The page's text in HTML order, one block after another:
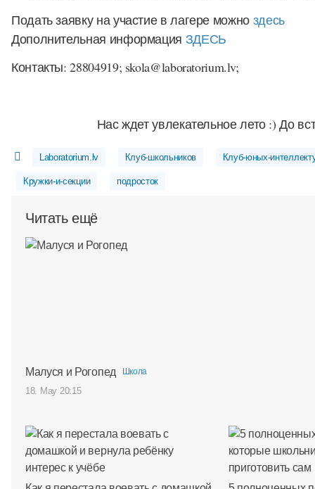
Подать заявку на участие в лагере можно здесь
Дополнительная информация ЗДЕСЬ
Контакты: 28804919; skola@laboratorium.lv;
Нас ждет увлекательное лето :) До
Laboratorium.lv Клуб-школьников Клуб-юных-
Кружки-и-секции подросток
Читать ещё
Малуся и Рогопед Школа
18. May 20:15